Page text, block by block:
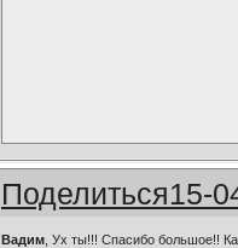
Поделиться15-
Вадим , Ух ты!!! Спасибо большое!!